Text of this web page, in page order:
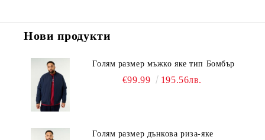
Нови продукти
Голям размер мъжко яке тип Бомбър
€99.99 195.56лв.
Голям размер дънкова риза-яке